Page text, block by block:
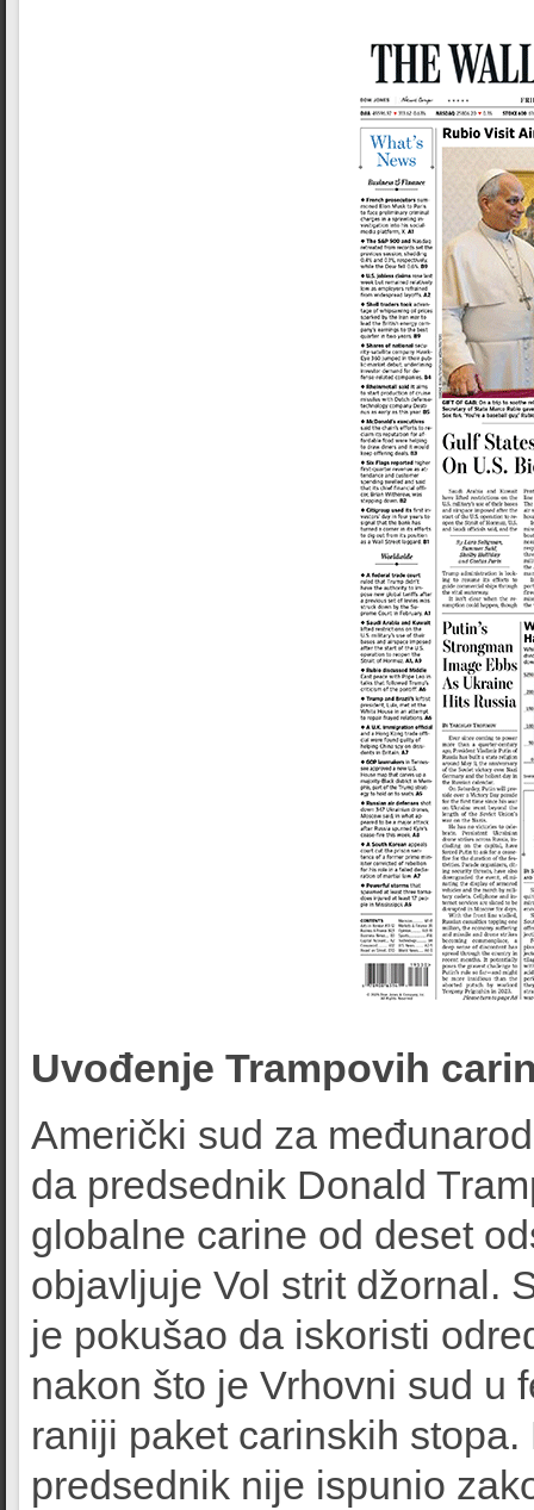
Uvođenje Trampovih
Američki sud za
da predsednik Donald
globalne carine od deset
objavljuje Vol strit džornal.
je pokušao da iskoristi
nakon što je Vrhovni sud u
raniji paket carinskih
predsednik nije ispunio